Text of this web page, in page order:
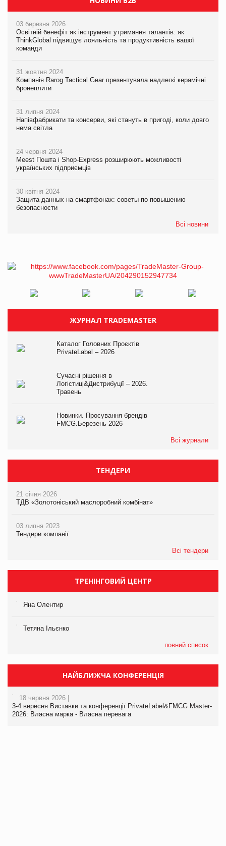
03 березня 2026
Освітній бенефіт як інструмент утримання талантів: як
ThinkGlobal підвищує лояльність та продуктивність вашої
команди
31 жовтня 2024
Компанія Rarog Tactical Gear презентувала надлегкі керамічні
бронеплити
31 липня 2024
Напівфабрикати та консерви, які стануть в пригоді, коли довго
нема світла
24 червня 2024
Meest Пошта і Shop-Express розширюють можливості
українських підприємців
30 квітня 2024
Защита данных на смартфонах: советы по повышению
безопасности
Всі новини
ЖУРНАЛ TRADEMASTER
Каталог Головних Проєктів
PrivateLabel – 2026
Сучасні рішення в
Логістиці&Дистрибуції – 2026.
Травень
Новинки. Просування брендів
FMCG.Березень 2026
Всі журнали
ТЕНДЕРИ
21 січня 2026
ТДВ «Золотоніський маслоробний комбінат»
03 липня 2023
Тендери компанії
Всі тендери
ТРЕНІНГОВИЙ ЦЕНТР
Яна Олентир
Тетяна Ільєнко
повний список
НАЙБЛИЖЧА КОНФЕРЕНЦІЯ
18 червня 2026 |
3-4 вересня Виставки та конференції PrivateLabel&FMCG Master-
2026: Власна марка - Власна перевага